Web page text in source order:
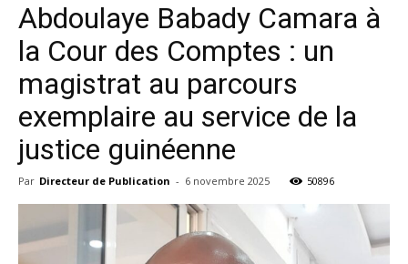
Abdoulaye Babady Camara à
la Cour des Comptes : un
magistrat au parcours
exemplaire au service de la
justice guinéenne
Par Directeur de Publication - 6 novembre 2025 50896